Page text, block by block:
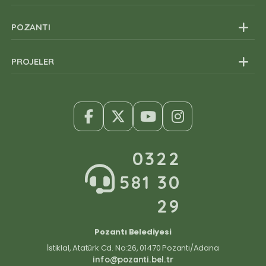
Organizasyon Şeması
POZANTI
PROJELER
0322
581 30
29
Pozantı Belediyesi
İstiklal, Atatürk Cd. No:26, 01470 Pozantı/Adana
info@pozanti.bel.tr